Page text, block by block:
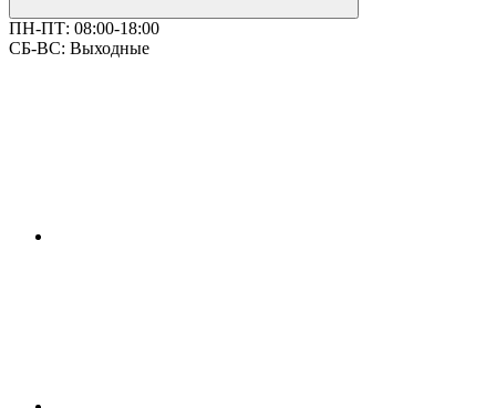
ПН-ПТ: 08:00-18:00
СБ-ВС: Выходные